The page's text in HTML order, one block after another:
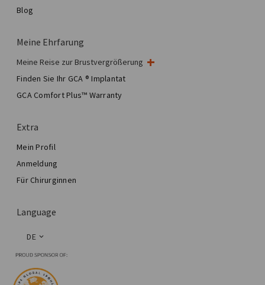
Blog
Meine Ehrfarung
Meine Reise zur Brustvergrößerung
Meine Brustoperation
Ästhetische Brustchirurgie
Total Breast Reconstruction™
Finden Sie Ihr GCA ® Implantat
GCA Comfort Plus™ Warranty
Extra
Mein Profil
Anmeldung
Für Chirurginnen
Language
DE